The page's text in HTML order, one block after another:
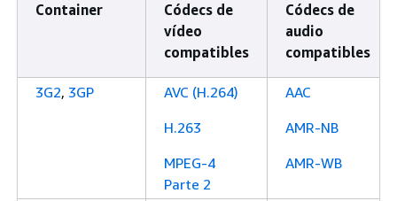
Container
Códecs de
vídeo
compatibles
Códecs de
audio
compatibles
3G2, 3GP
AVC (H.264)
H.263
MPEG-4
Parte 2
AAC
AMR-NB
AMR-WB